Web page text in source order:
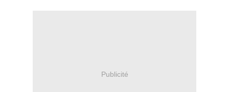
Publicité